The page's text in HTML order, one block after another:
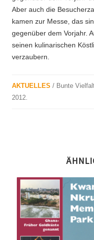
Aber auch die
kamen zur Messe, das
gegenüber dem Vorjahr.
seinen kulinarischen
verzaubern.
AKTUELLES / Bunte
2012